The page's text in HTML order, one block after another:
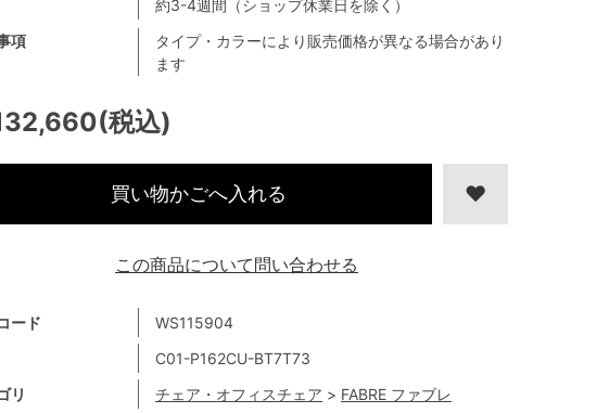
税込)
ード
WS115904
C01-P162CU-BT7T73
リ
チェア・オフィスチェア > FABRE ファブレ
項
タイプ・カラーにより販売価格が異なる場合があり
ます
約3-4週間（ショップ休業日を除く）
買い物かごへ入れる
この商品について問い合わせる